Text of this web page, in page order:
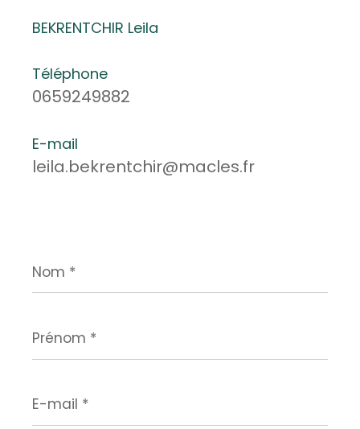
BEKRENTCHIR Leila
Téléphone
0659249882
E-mail
leila.bekrentchir@macles.fr
*
*
mail
*